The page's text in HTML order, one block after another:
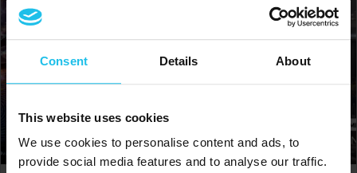
Consent Details About
This website uses cookies
We use cookies to personalise content and ads, to
provide social media features and to analyse our traffic.